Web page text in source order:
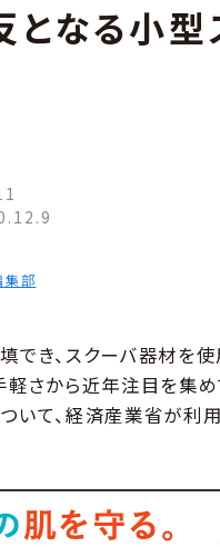
となる小型
集部
でき、スクーバ器材を
軽さから近年注目を集
いて、経済産業省が利